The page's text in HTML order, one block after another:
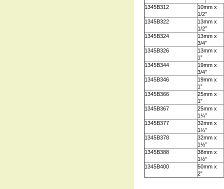
1345B312
10mm x
1/2”
1345B322
13mm x
1/2”
1345B324
13mm x
3/4”
1345B326
13mm x
1”
1345B344
19mm x
3/4”
1345B346
19mm x
1”
1345B366
25mm x
1”
1345B367
25mm x
1¼”
1345B377
32mm x
1¼”
1345B378
32mm x
1½”
1345B388
38mm x
1½”
1345B400
50mm x
2”